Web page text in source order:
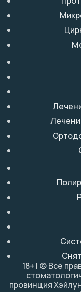
18+ | © Все
провинция